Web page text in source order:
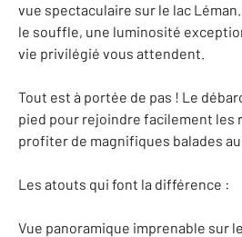
vue spectaculaire sur le lac
le souffle, une luminosité
vie privilégié vous attendent.
Tout est à portée de pas ! Le
pied pour rejoindre facilement les
profiter de magnifiques balades au
Les atouts qui font la différence :
Vue panoramique imprenable sur